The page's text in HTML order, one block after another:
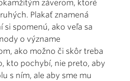
záverom, ktoré
Plakať znamená
si spomenú, ako veľa sa
o význame
ako možno či skôr treba
kto pochybí, nie preto, aby
s ním, ale aby sme mu